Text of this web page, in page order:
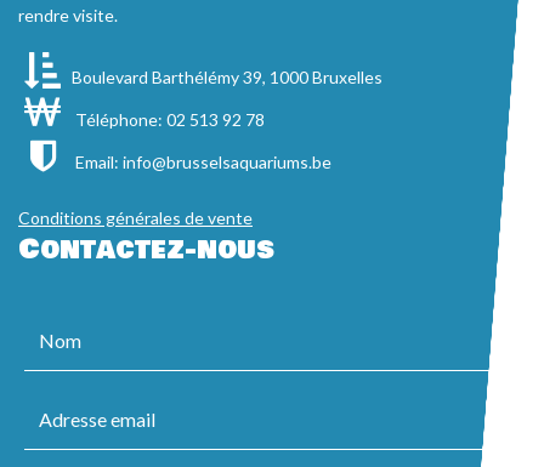
rendre visite.
Boulevard Barthélémy 39, 1000 Bruxelles
Téléphone: 02 513 92 78
Email: info@brusselsaquariums.be
Conditions générales de vente
Contactez-nous